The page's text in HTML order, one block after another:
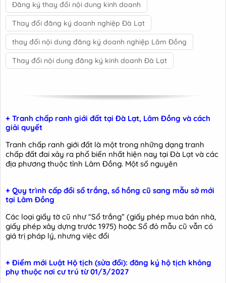
Đăng ký thay đổi nội dung kinh doanh
Thay đổi đăng ký doanh nghiệp Đà Lạt
thay đổi nội dung đăng ký doanh nghiệp Lâm Đồng
Thay đổi nội dung đăng ký kinh doanh Đà Lạt
+ Tranh chấp ranh giới đất tại Đà Lạt, Lâm Đồng và cách
giải quyết
Tranh chấp ranh giới đất là một trong những dạng tranh
chấp đất đai xảy ra phổ biến nhất hiện nay tại Đà Lạt và các
địa phương thuộc tỉnh Lâm Đồng. Một số nguyên
+ Quy trình cấp đổi sổ trắng, sổ hồng cũ sang mẫu sở mới
tại Lâm Đồng
Các loại giấy tờ cũ như “Sổ trắng” (giấy phép mua bán nhà,
giấy phép xây dựng trước 1975) hoặc Sổ đỏ mẫu cũ vẫn có
giá trị pháp lý, nhưng việc đổi
+ Điểm mới Luật Hộ tịch (sửa đổi): đăng ký hộ tịch không
phụ thuộc nơi cư trú từ 01/3/2027